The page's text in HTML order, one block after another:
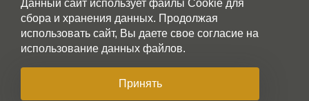
Данный сайт использует файлы Cookie для
сбора и хранения данных. Продолжая
использовать сайт, Вы даете свое согласие на
использование данных файлов.
Принять